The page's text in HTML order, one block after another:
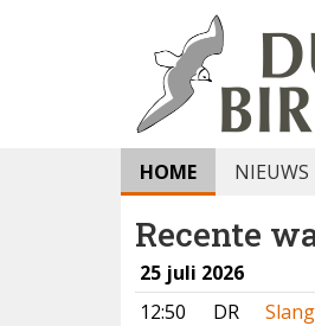
HOME NIEUWS
Recente
25 juli 2026
12:50
DR